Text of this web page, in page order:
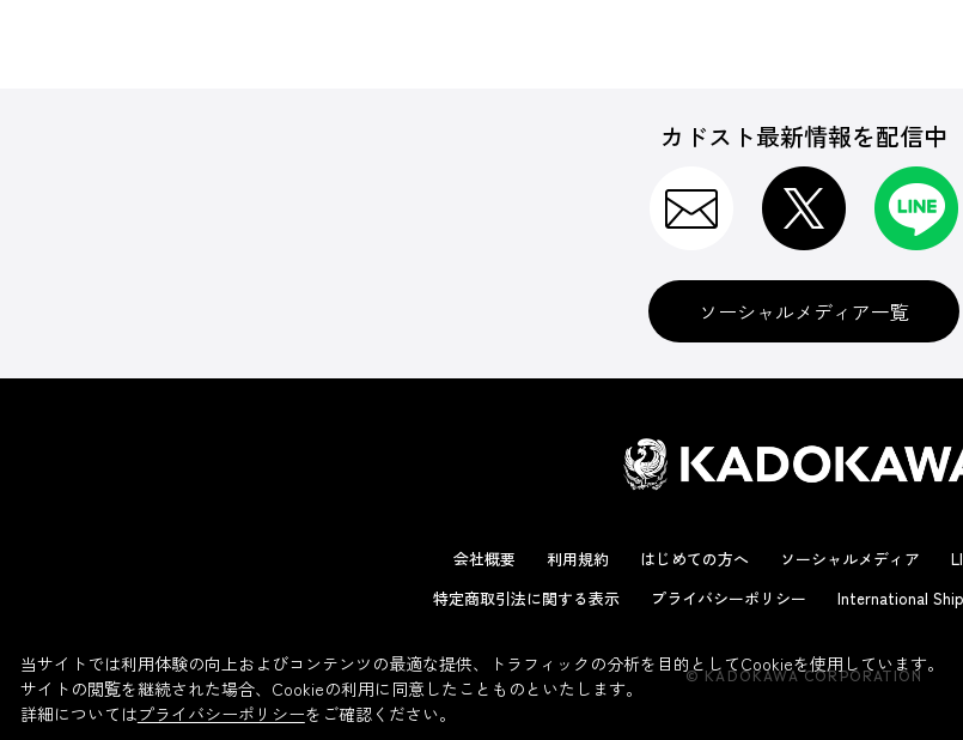
カドスト最新情報を配信中
ソーシャルメディア一覧
会社概要 利用規約 はじめての方へ ソーシャルメディア
特定商取引法に関する表示
プライバシーポリシー International
© KADOKAWA CORPORATION
当サイトでは利用体験の向上およびコンテンツの最適な提供、トラフィックの分析を目的としてCookieを使用しています。
サイトの閲覧を継続された場合、Cookieの利用に同意したことものといたします。
詳細についてはプライバシーポリシーをご確認ください。